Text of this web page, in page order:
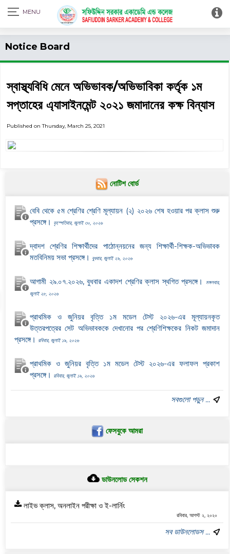
Print Admit Card
Notice Board
স্বাস্থ্যবিধি মেনে অভিভাবক/অভিভাবিকা কর্তৃক ১ম
সপ্তাহের এ্যাসাইনমেন্ট ২০২১ জমাদানের কক্ষ বিন্যাস
Published on Thursday, March 25, 2021
নোটিশ বোর্ড
বেবি থেকে ৫ম শ্রেণির শ্রেণি মূল্যায়ন (২) ২০২৬ শেষ হওয়ার পর ক্লাস শুরু
প্রসঙ্গে।
বৃহস্পতিবার, জুলাই ৩০, ২০২৬
দ্বাদশ শ্রেণির শিক্ষার্থীদের পাঠোন্নয়নের জন্য শিক্ষার্থী-শিক্ষক-অভিভাবক
মতবিনিময় সভা প্রসঙ্গে।
বুধবার, জুলাই ২৯, ২০২৬
আগামী ২৯.০৭.২০২৬, বুধবার একাদশ শ্রেণির ক্লাস স্থগিত প্রসঙ্গে।
মঙ্গলবার,
জুলাই ২৮, ২০২৬
প্রাথমিক ও জুনিয়র বৃত্তি ১ম মডেল টেস্ট ২০২৬-এর মূল্যায়নকৃত
উত্তরপত্রের সেট অভিভাবককে দেখানোর পর শ্রেণিশিক্ষকের নিকট জমাদান
প্রসঙ্গে।
রবিবার, জুলাই ১৯, ২০২৬
প্রাথমিক ও জুনিয়র বৃত্তি ১ম মডেল টেস্ট ২০২৬-এর ফলাফল প্রকাশ
প্রসঙ্গে।
রবিবার, জুলাই ১৯, ২০২৬
সবগুলো পড়ুন ...
ফেসবুকে আমরা
ডাউনলোড সেকশন
লাইভ ক্লাস, অনলাইন পরীক্ষা ও ই-লার্নিং
রবিবার, আগস্ট ২, ২০২০
সব ডাউনলোডস ...